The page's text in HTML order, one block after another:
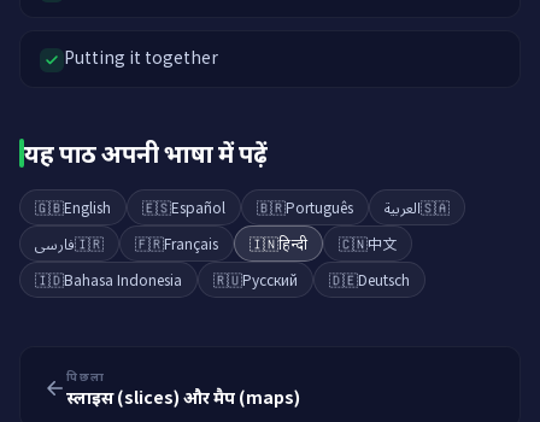
Putting it together
यह पाठ अपनी भाषा में पढ़ें
🇬🇧English 🇪🇸Español 🇧🇷Português 🇸🇦العربية
🇮🇷فارسی 🇫🇷Français 🇮🇳हिन्दी 🇨🇳中文
🇮🇩Bahasa Indonesia 🇷🇺Русский 🇩🇪Deutsch
पिछला
स्लाइस (slices) और मैप (maps)